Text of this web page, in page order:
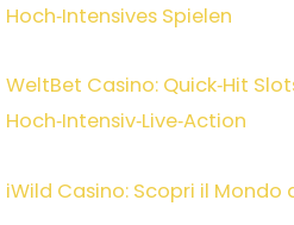
Hoch‑Intensives Spielen
WeltBet Casino: Quick‑Hit
Hoch‑Intensiv‑Live‑Action
iWild Casino: Scopri il Mondo